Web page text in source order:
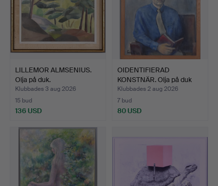
LILLEMOR ALMSENIUS.
Olja på duk.
Klubbades 3 aug 2026
15 bud
136 USD
OIDENTIFIERAD
KONSTNÄR. Olja på duk
uppfod…
Klubbades 2 aug 2026
7 bud
80 USD